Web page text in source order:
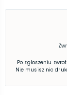
Po zgłoszeniu
Nie musisz nic